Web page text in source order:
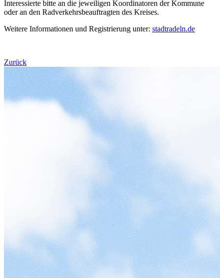
Interessierte bitte an die jeweiligen Koordinatoren der Kommune
oder an den Radverkehrsbeauftragten des Kreises.
Weitere Informationen und Registrierung unter: stadtradeln.de
Zurück